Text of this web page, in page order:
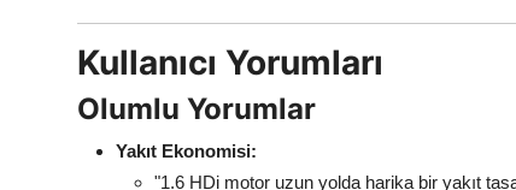
Kullanıcı Yorumları
Olumlu Yorumlar
Yakıt Ekonomisi:
"1.6 HDi motor uzun yolda harika bir yakıt